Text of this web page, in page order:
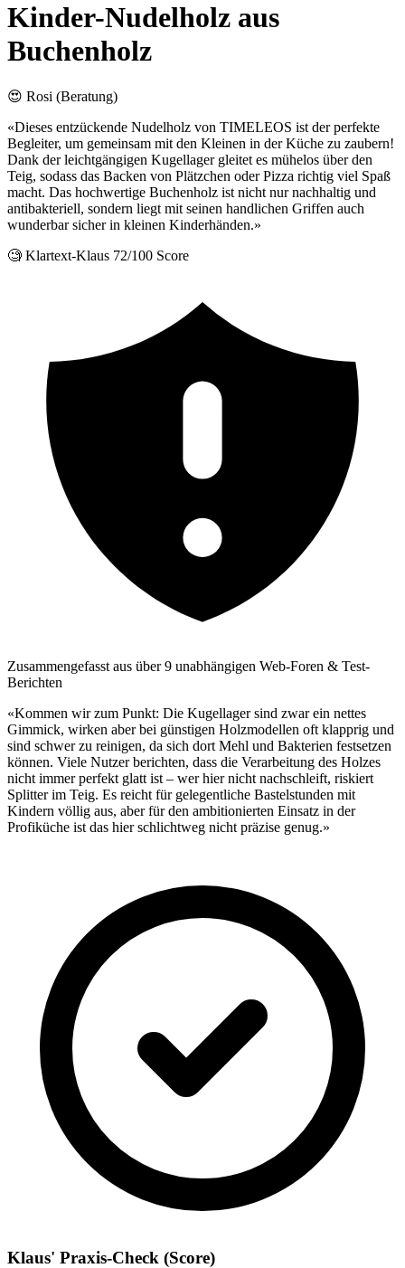
Kinder-Nudelholz aus
Buchenholz
😍 Rosi (Beratung)
«Dieses entzückende Nudelholz von TIMELEOS ist der perfekte
Begleiter, um gemeinsam mit den Kleinen in der Küche zu zaubern!
Dank der leichtgängigen Kugellager gleitet es mühelos über den
Teig, sodass das Backen von Plätzchen oder Pizza richtig viel Spaß
macht. Das hochwertige Buchenholz ist nicht nur nachhaltig und
antibakteriell, sondern liegt mit seinen handlichen Griffen auch
wunderbar sicher in kleinen Kinderhänden.»
🧐 Klartext-Klaus 72/100 Score
Zusammengefasst aus über 9 unabhängigen Web-Foren & Test-
Berichten
«Kommen wir zum Punkt: Die Kugellager sind zwar ein nettes
Gimmick, wirken aber bei günstigen Holzmodellen oft klapprig und
sind schwer zu reinigen, da sich dort Mehl und Bakterien festsetzen
können. Viele Nutzer berichten, dass die Verarbeitung des Holzes
nicht immer perfekt glatt ist – wer hier nicht nachschleift, riskiert
Splitter im Teig. Es reicht für gelegentliche Bastelstunden mit
Kindern völlig aus, aber für den ambitionierten Einsatz in der
Profiküche ist das hier schlichtweg nicht präzise genug.»
Klaus' Praxis-Check (Score)